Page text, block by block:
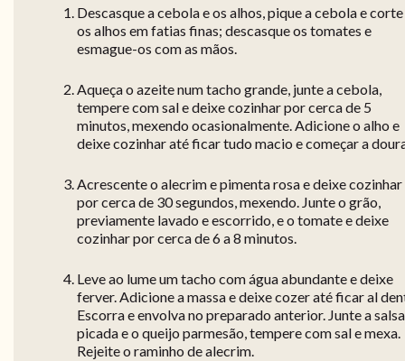
Descasque a cebola e os alhos, pique a cebola e corte
os alhos em fatias finas; descasque os tomates e
esmague-os com as mãos.
Aqueça o azeite num tacho grande, junte a cebola,
tempere com sal e deixe cozinhar por cerca de 5
minutos, mexendo ocasionalmente. Adicione o alho e
deixe cozinhar até ficar tudo macio e começar a
Acrescente o alecrim e pimenta rosa e deixe cozinhar
por cerca de 30 segundos, mexendo. Junte o grão,
previamente lavado e escorrido, e o tomate e deixe
cozinhar por cerca de 6 a 8 minutos.
Leve ao lume um tacho com água abundante e deixe
ferver. Adicione a massa e deixe cozer até ficar al
Escorra e envolva no preparado anterior. Junte a salsa
picada e o queijo parmesão, tempere com sal e mexa.
Rejeite o raminho de alecrim.